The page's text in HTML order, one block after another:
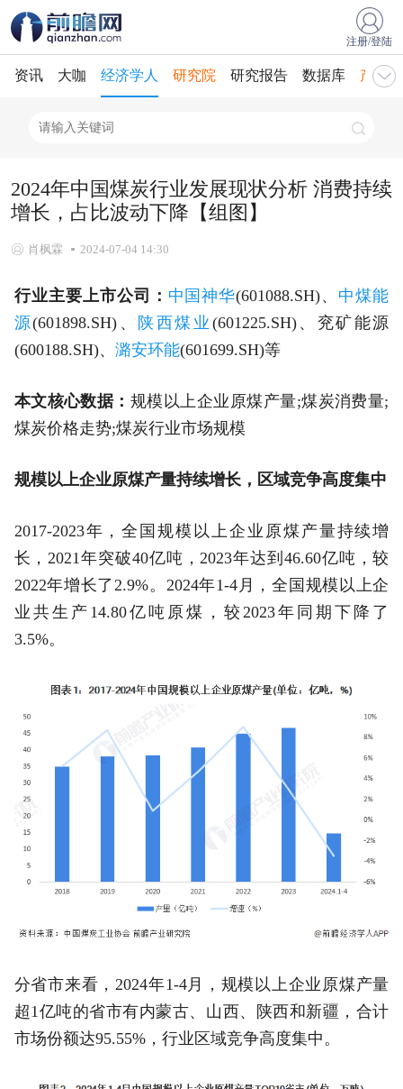
注册/登陆
资讯 大咖 经济学人 研究院 研究报告 数据库 产业
2024年中国煤炭行业发展现状分析 消费持续
增长，占比波动下降【组图】
肖枫霖 2024-07-04 14:30
行业主要上市公司： 中国神华(601088.SH)、 中煤能
源(601898.SH)、 陕西煤业 (601225.SH)、兖矿能源
(600188.SH)、 潞安环能(601699.SH)等
本文核心数据： 规模以上企业原煤产量;煤炭消费量;
煤炭价格走势;煤炭行业市场规模
规模以上企业原煤产量持续增长，区域竞争高度集中
2017-2023年，全国规模以上企业原煤产量持续增
长，2021年突破40亿吨，2023年达到46.60亿吨，较
2022年增长了2.9%。2024年1-4月，全国规模以上企
业共生产14.80亿吨原煤，较2023年同期下降了
3.5%。
分省市来看，2024年1-4月，规模以上企业原煤产量
超1亿吨的省市有内蒙古、山西、陕西和新疆，合计
市场份额达95.55%，行业区域竞争高度集中。